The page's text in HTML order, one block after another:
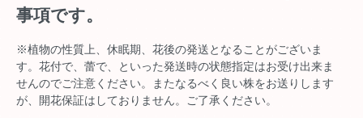
事項です。
※植物の性質上、休眠期、花後の発送となることがございま
す。花付で、蕾で、といった発送時の状態指定はお受け出来ま
せんのでご注意ください。またなるべく良い株をお送りします
が、開花保証はしておりません。ご了承ください。